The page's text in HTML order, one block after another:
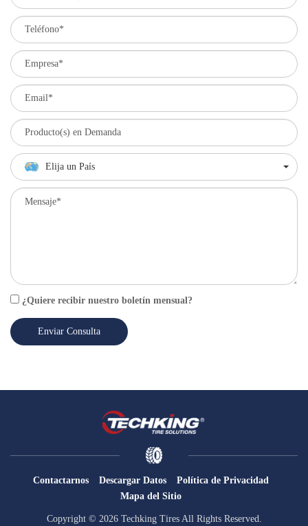
Elija un País
¿Quiere recibir nuestro boletín mensual?
Enviar Consulta
Contactarnos Descargar Datos
Política de Privacidad
Mapa del Sitio
Copyright © 2026 Techking Tires All Rights Reserved.